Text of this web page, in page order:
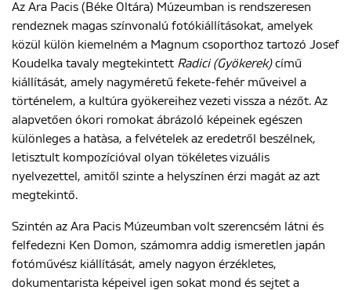
Az Ara Pacis (Béke Oltára) Múzeumban is rendszeresen
rendeznek magas színvonalú fotókiállításokat, amelyek
közül külön kiemelném a Magnum csoporthoz tartozó Josef
Koudelka tavaly megtekintett Radici (Gyökerek)című
kiállítását, amely nagyméretű fekete-fehér műveivel a
történelem, a kultúra gyökereihez vezeti vissza a nézőt. Az
alapvetően ókori romokat ábrázoló képeinek egészen
különleges a hatàsa, a felvételek az eredetről beszélnek,
letisztult kompozícióval olyan tökéletes vizuális
nyelvezettel, amitől szinte a helyszínen érzi magát az azt
megtekintő.
Szintén az Ara Pacis Múzeumban volt szerencsém látni és
felfedezni Ken Domon, számomra addig ismeretlen japán
fotóművész kiállítását, amely nagyon érzékletes,
dokumentarista képeivel igen sokat mond és sejtet a